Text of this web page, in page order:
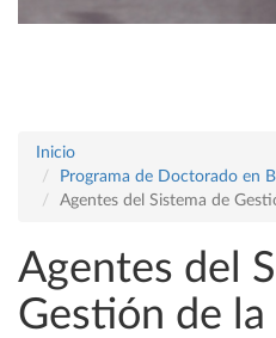
Inicio
Programa de Doctorado en
Agentes del Sistema de
Agentes del
Gestión de la